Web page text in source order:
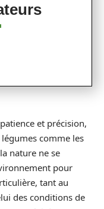
et précision,
comme les
nature ne se
pour
tant au
des conditions de